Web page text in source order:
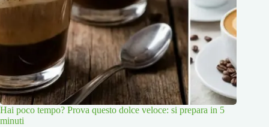
Hai poco tempo? Prova questo dolce veloce: si prepara in 5
minuti